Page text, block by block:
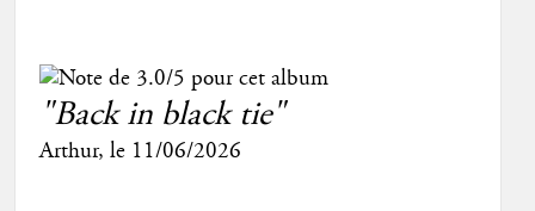
"Back in black tie"
Arthur, le 11/06/2026